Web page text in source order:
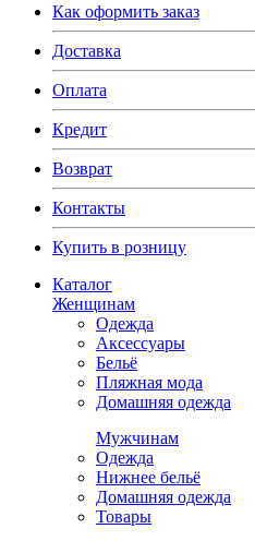
Как оформить заказ
Доставка
Оплата
Кредит
Возврат
Контакты
Купить в розницу
Каталог
Женщинам
Одежда
Аксессуары
Бельё
Пляжная мода
Домашняя одежда
Мужчинам
Одежда
Нижнее бельё
Домашняя одежда
Товары